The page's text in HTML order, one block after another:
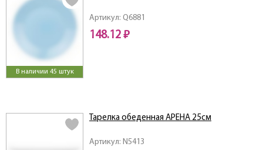
В наличии 45 штук
Артикул: Q6881
148.12 ₽
Артикул: N5413
Тарелка обеденная АРЕНА 25см